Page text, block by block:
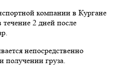
компании в Кургане
течение 2 дней после
непосредственно
получении груза.